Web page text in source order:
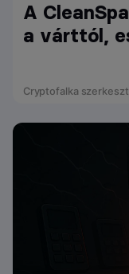
A
a várttól,
Cryptofalka